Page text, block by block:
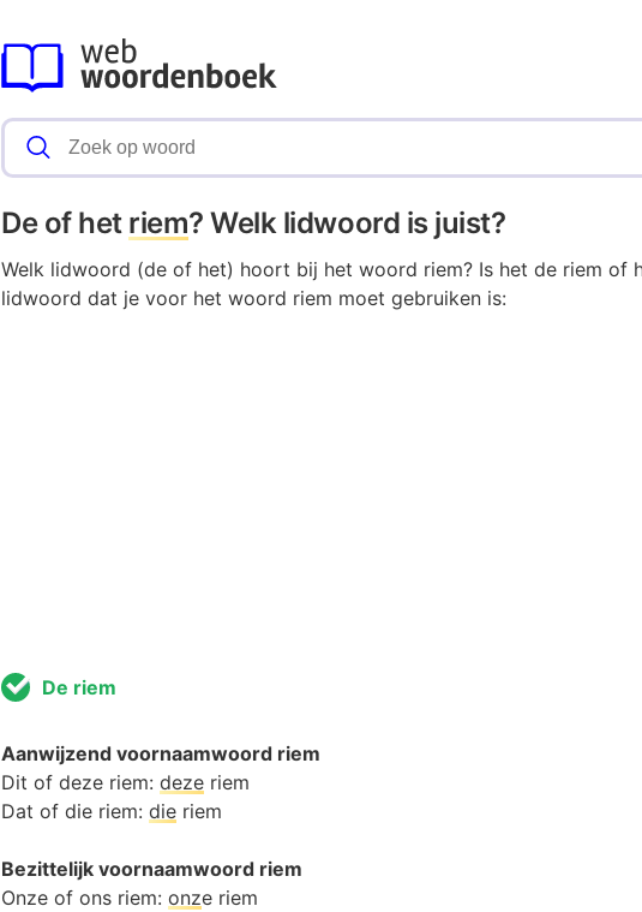
De of het riem? Welk lidwoord is juist?
Welk lidwoord (de of het) hoort bij het woord riem? Is het de riem of
lidwoord dat je voor het woord riem moet gebruiken is:
De riem
Aanwijzend voornaamwoord riem
Dit of deze riem: deze riem
Dat of die riem: die riem
Bezittelijk voornaamwoord riem
Onze of ons riem: onze riem